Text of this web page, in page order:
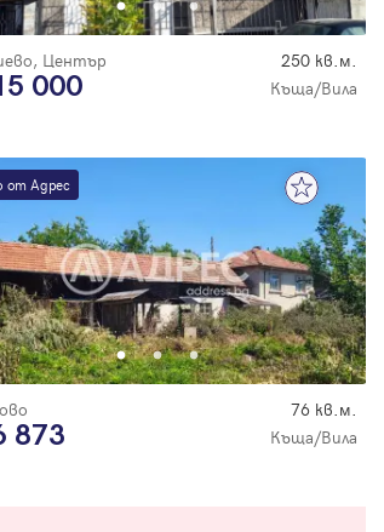
Център 250 кв.м.
000 Къща/Вила
от Адрес
76 кв.м.
873 Къща/Вила